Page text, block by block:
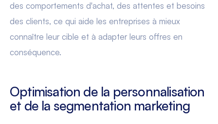
des comportements d'achat, des attentes et besoins
des clients, ce qui aide les entreprises à mieux
connaître leur cible et à adapter leurs offres en
conséquence.
Optimisation de la personnalisation
et de la segmentation marketing